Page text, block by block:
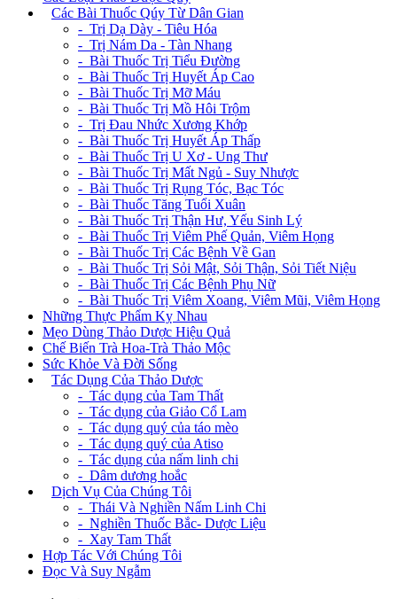
Các Bài Thuốc Qúy Từ Dân Gian
- Trị Dạ Dày - Tiêu Hóa
- Trị Nám Da - Tàn Nhang
- Bài Thuốc Trị Tiểu Đường
- Bài Thuốc Trị Huyết Áp Cao
- Bài Thuốc Trị Mỡ Máu
- Bài Thuốc Trị Mồ Hôi Trộm
- Trị Đau Nhức Xương Khớp
- Bài Thuốc Trị Huyết Áp Thấp
- Bài Thuốc Trị U Xơ - Ung Thư
- Bài Thuốc Trị Mất Ngủ - Suy Nhược
- Bài Thuốc Trị Rụng Tóc, Bạc Tóc
- Bài Thuốc Tăng Tuổi Xuân
- Bài Thuốc Trị Thận Hư, Yếu Sinh Lý
- Bài Thuốc Trị Viêm Phế Quản, Viêm Họng
- Bài Thuốc Trị Các Bệnh Về Gan
- Bài Thuốc Trị Sỏi Mật, Sỏi Thận, Sỏi Tiết Niệu
- Bài Thuốc Trị Các Bệnh Phụ Nữ
- Bài Thuốc Trị Viêm Xoang, Viêm Mũi, Viêm Họng
Những Thực Phẩm Kỵ Nhau
Mẹo Dùng Thảo Dược Hiệu Quả
Chế Biến Trà Hoa-Trà Thảo Mộc
Sức Khỏe Và Đời Sống
Tác Dụng Của Thảo Dược
- Tác dụng của Tam Thất
- Tác dụng của Giảo Cổ Lam
- Tác dụng quý của táo mèo
- Tác dụng quý của Atiso
- Tác dụng của nấm linh chi
- Dâm dương hoắc
Dịch Vụ Của Chúng Tôi
- Thái Và Nghiền Nấm Linh Chi
- Nghiền Thuốc Bắc- Dược Liệu
- Xay Tam Thất
Hợp Tác Với Chúng Tôi
Đọc Và Suy Ngẫm